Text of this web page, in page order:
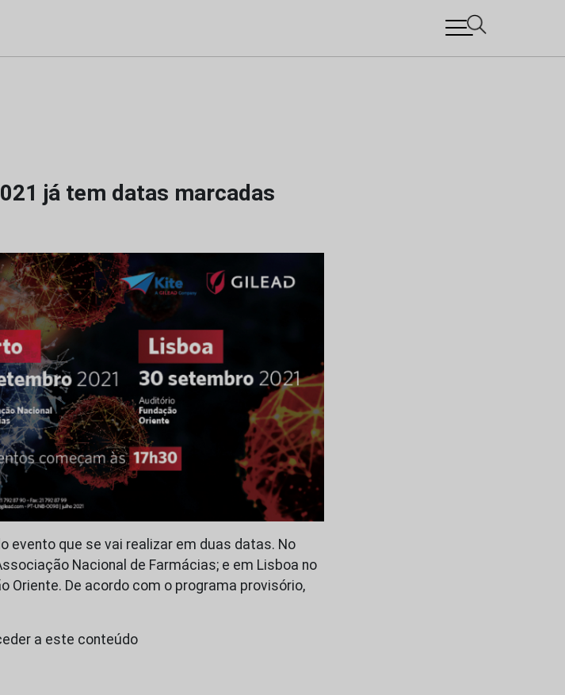
já tem datas marcadas
evento que se vai realizar em duas datas. No
Nacional de Farmácias; e em Lisboa no
Oriente. De acordo com o programa provisório,
a este conteúdo